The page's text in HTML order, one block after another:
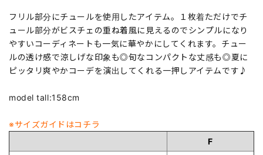
フリル部分にチュールを使用したアイテム。１枚着ただけでチ
ュール部分がビスチェの重ね着風に見えるのでシンプルになり
やすいコーディネートも一気に華やかにしてくれます。チュー
ルの透け感で涼しげな印象も◎旬なコンパクトな丈感も◎夏に
ピッタリ爽やかコーデを演出してくれる一押しアイテムです♪
model tall:158cm
※サイズガイドはコチラ
F